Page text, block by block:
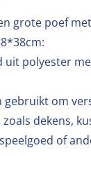
grote poef
uit polyester
gebruikt om
dekens,
of